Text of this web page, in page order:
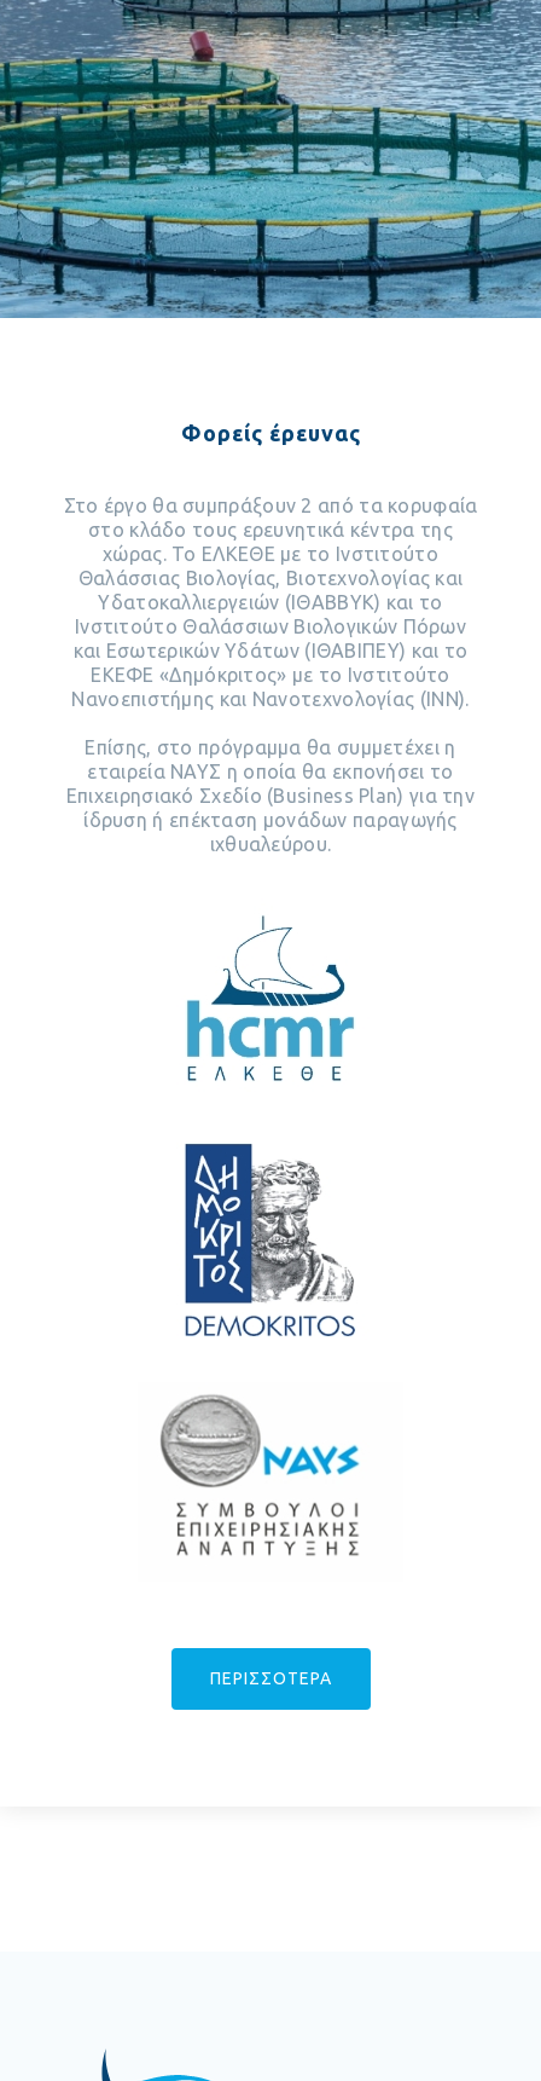
Φορείς έρευνας
Στο έργο θα συμπράξουν 2 από τα κορυφαία
στο κλάδο τους ερευνητικά κέντρα της
χώρας. To ΕΛΚΕΘΕ με το Ινστιτούτο
Θαλάσσιας Βιολογίας, Βιοτεχνολογίας και
Υδατοκαλλιεργειών (ΙΘΑΒΒΥΚ) και το
Ινστιτούτο Θαλάσσιων Βιολογικών Πόρων
και Εσωτερικών Υδάτων (ΙΘΑΒΙΠΕΥ) και το
ΕΚΕΦΕ «Δημόκριτος» με το Ινστιτούτο
Νανοεπιστήμης και Νανοτεχνολογίας (ΙΝΝ).
Επίσης, στο πρόγραμμα θα συμμετέχει η
εταιρεία ΝΑΥΣ η οποία θα εκπονήσει το
Επιχειρησιακό Σχεδίο (Business Plan) για την
ίδρυση ή επέκταση μονάδων παραγωγής
ιχθυαλεύρου.
ΠΕΡΙΣΣΟΤΕΡΑ